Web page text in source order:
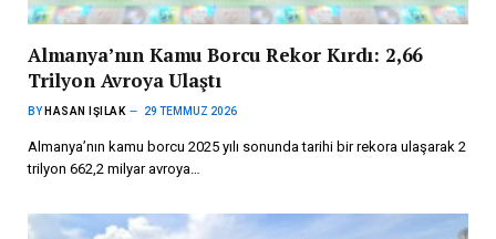
Almanya’nın Kamu Borcu Rekor Kırdı: 2,66
Trilyon Avroya Ulaştı
BY HASAN IŞILAK 29 TEMMUZ 2026
Almanya’nın kamu borcu 2025 yılı sonunda tarihi bir rekora ulaşarak 2
trilyon 662,2 milyar avroya…